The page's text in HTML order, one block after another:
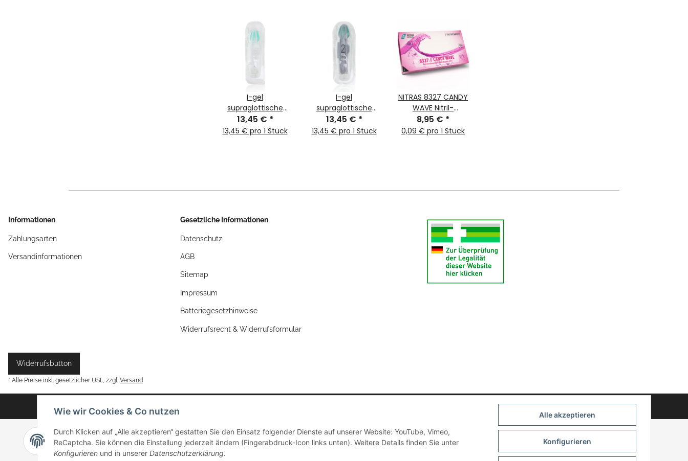
Alle akzeptieren
Konfigurieren
Wie wir Cookies & Co nutzen
Durch Klicken auf „Alle akzeptieren“ gestatten Sie den Einsatz folgender Dienste auf unserer Website: YouTube, Vimeo,
ReCaptcha. Sie können die Einstellung jederzeit ändern (Fingerabdruck-Icon links unten). Weitere Details finden Sie unter
Konfigurieren und in unserer Datenschutzerklärung.
I-gel
supraglottische
Beatmungshilfe Gr.
2,5 weiß
13,45 € *
13,45 € pro 1 Stück
I-gel
supraglottische
Beatmungshilfe Gr.
2 grau
13,45 € *
13,45 € pro 1 Stück
NITRAS 8327 CANDY
WAVE Nitril-
Handschuhe 100Stk
Gr. L
8,95 € *
0,09 € pro 1 Stück
Informationen
Zahlungsarten
Versandinformationen
Gesetzliche Informationen
Datenschutz
AGB
Sitemap
Impressum
Batteriegesetzhinweise
Widerrufsrecht & Widerrufsformular
Widerrufsbutton
* Alle Preise inkl. gesetzlicher USt., zzgl. Versand
Powered byJTL-Shop